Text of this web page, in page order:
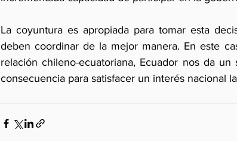
La coyuntura es apropiada para tomar esta
deben coordinar de la mejor manera. En este
relación chileno-ecuatoriana, Ecuador nos da
consecuencia para satisfacer un interés nacional